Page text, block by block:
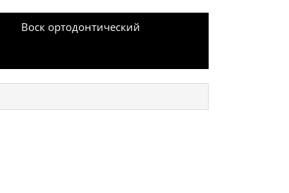
Воск ортодонтический